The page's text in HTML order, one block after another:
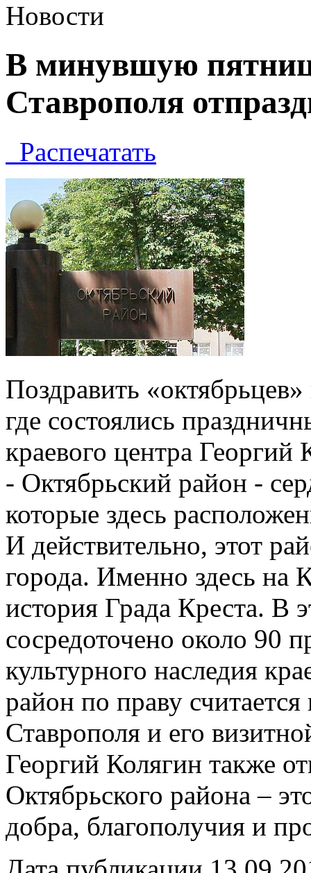
Новости
В минувшую
Ставрополя
Распечатать
Поздравить
где состоялись
краевого центра Георгий
- Октябрьский район -
которые здесь
И действительно, этот
города. Именно здесь на
история Града Креста. В
сосредоточено около 90
культурного наследия
район по праву
Ставрополя и его
Георгий Колягин также
Октябрьского района –
добра, благополучия и